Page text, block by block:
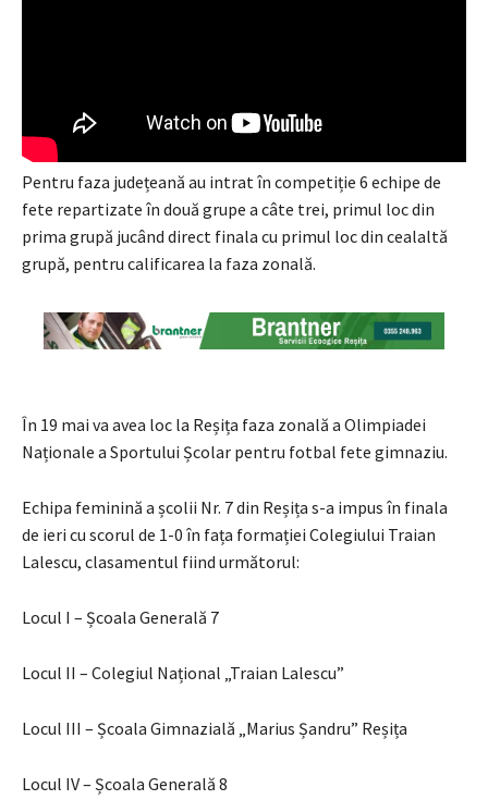
Pentru faza județeană au intrat în competiție 6 echipe de
fete repartizate în două grupe a câte trei, primul loc din
prima grupă jucând direct finala cu primul loc din cealaltă
grupă, pentru calificarea la faza zonală.
În 19 mai va avea loc la Reșița faza zonală a Olimpiadei
Naționale a Sportului Școlar pentru fotbal fete gimnaziu.
Echipa feminină a școlii Nr. 7 din Reșița s-a impus în finala
de ieri cu scorul de 1-0 în fața formației Colegiului Traian
Lalescu, clasamentul fiind următorul:
Locul I – Școala Generală 7
Locul II – Colegiul Național „Traian Lalescu”
Locul III – Școala Gimnazială „Marius Șandru” Reșița
Locul IV – Școala Generală 8